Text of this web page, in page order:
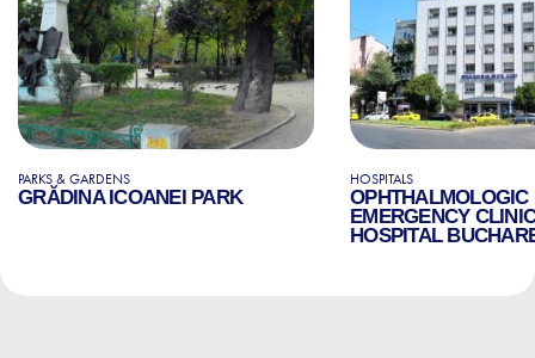
PARKS & GARDENS
GRĂDINA ICOANEI PARK
HOSPITALS
OPHTHALMOLOGIC
EMERGENCY
HOSPITAL